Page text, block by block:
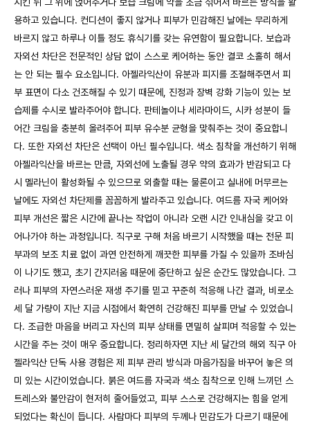
용하고 있습니다. 컨디션이 좋지 않거나 피부가 민감해진 날에는 무리하게
바르지 않고 하루나 이틀 정도 휴식기를 갖는 유연함이 필요합니다. 보습과
자외선 차단은 전문적인 상담 없이 스스로 케어하는 동안 결코 소홀히 해서
는 안 되는 필수 요소입니다. 아젤라익산이 유분과 피지를 조절해주면서 피
부 표면이 다소 건조해질 수 있기 때문에, 진정과 장벽 강화 기능이 있는 보
습제를 수시로 발라주어야 합니다. 판테놀이나 세라마이드, 시카 성분이 들
어간 크림을 충분히 올려주어 피부 유수분 균형을 맞춰주는 것이 중요합니
다. 또한 자외선 차단은 선택이 아닌 필수입니다. 색소 침착을 개선하기 위해
아젤라익산을 바르는 만큼, 자외선에 노출될 경우 약의 효과가 반감되고 다
시 멜라닌이 활성화될 수 있으므로 외출할 때는 물론이고 실내에 머무르는
날에도 자외선 차단제를 꼼꼼하게 발라주고 있습니다. 여드름 자국 케어와
피부 개선은 짧은 시간에 끝나는 작업이 아니라 오랜 시간 인내심을 갖고 이
어나가야 하는 과정입니다. 직구로 구해 처음 바르기 시작했을 때는 전문 피
부과의 보조 치료 없이 과연 안전하게 깨끗한 피부를 가질 수 있을까 조바심
이 나기도 했고, 초기 간지러움 때문에 중단하고 싶은 순간도 많았습니다. 그
러나 피부의 자연스러운 재생 주기를 믿고 꾸준히 적응해 나간 결과, 비로소
세 달 가량이 지난 지금 시점에서 확연히 건강해진 피부를 만날 수 있었습니
다. 조급한 마음을 버리고 자신의 피부 상태를 면밀히 살피며 적응할 수 있는
시간을 주는 것이 매우 중요합니다. 정리하자면 지난 세 달간의 해외 직구 아
젤라익산 단독 사용 경험은 제 피부 관리 방식과 마음가짐을 바꾸어 놓은 의
미 있는 시간이었습니다. 붉은 여드름 자국과 색소 침착으로 인해 느끼던 스
트레스와 불안감이 현저히 줄어들었고, 피부 스스로 건강해지는 힘을 얻게
되었다는 확신이 듭니다. 사람마다 피부의 두께나 민감도가 다르기 때문에